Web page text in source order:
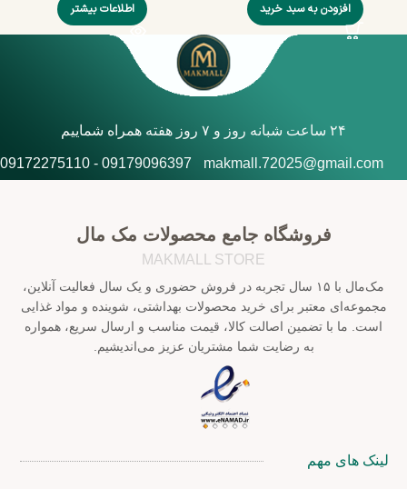
افزودن به سبد خرید اطلاعات بیشتر
۲۴ ساعت شبانه روز و ۷ روز هفته همراه شماییم
makmall.72025@gmail.com
09179096397 - 09172275110
فروشگاه جامع محصولات مک مال
MAKMALL STORE
مک‌مال با ۱۵ سال تجربه در فروش حضوری و یک سال فعالیت آنلاین،
مجموعه‌ای معتبر برای خرید محصولات بهداشتی، شوینده و مواد غذایی
است. ما با تضمین اصالت کالا، قیمت مناسب و ارسال سریع، همواره
به رضایت شما مشتریان عزیز می‌اندیشیم.
لینک های مهم